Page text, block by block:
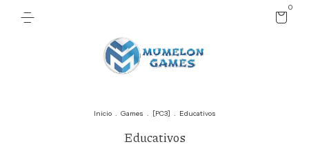
0
Inicio . Games . [PC3] . Educativos
Educativos